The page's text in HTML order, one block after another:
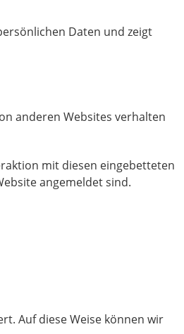
Daten und zeigt
anderen Websites verhalten
mit diesen eingebetteten
angemeldet sind.
Auf diese Weise können wir